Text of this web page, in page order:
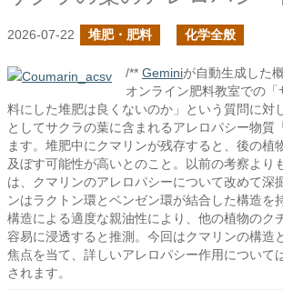
2026-07-22 堆肥・肥料 化学全般
/** Geminiが自動生成した
オンライン肥料教室での
料にした堆肥は良くないのか」という質問に対
としてサクラの葉に含まれるアレロパシー物質
ます。堆肥中にクマリンが残存すると、後の植
及ぼす可能性が高いとのこと。以前の考察より
は、クマリンのアレロパシーについて改めて深
ンはラクトン環とベンゼン環が結合した構造を
構造による適度な親油性により、他の植物のク
容易に浸透すると推測。今回はクマリンの構造
焦点を当て、詳しいアレロパシー作用について
されます。